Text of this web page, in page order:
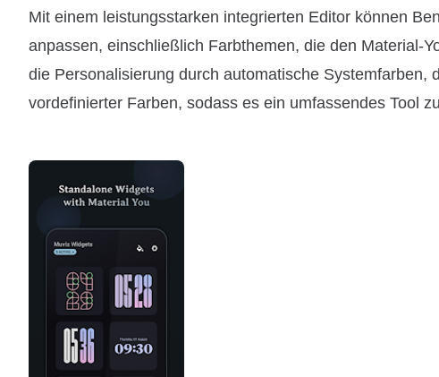
Mit einem leistungsstarken integrierten Editor können
anpassen, einschließlich Farbthemen, die den Material-
die Personalisierung durch automatische Systemfarben,
vordefinierter Farben, sodass es ein umfassendes Tool